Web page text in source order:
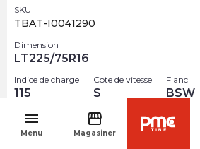
menu
Menu
storefront
Magasiner
SKU
TBAT-I0041290
Dimension
LT225/75R16
Indice de charge
115
Cote de vitesse
S
Flanc
BSW
234.67
Rupture de stock